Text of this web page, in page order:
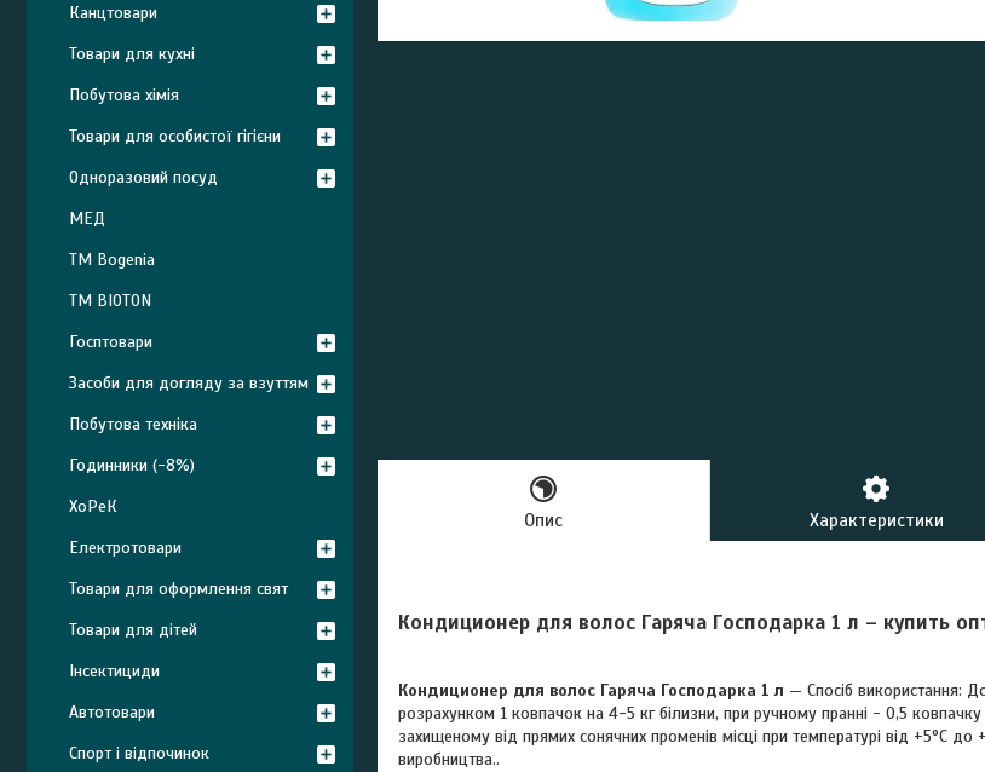
Опис Характеристики
Кондиционер для волос Гаряча Господарка 1 л – купить
Кондиционер для волос Гаряча Господарка 1 л — Спосіб використання:
розрахунком 1 ковпачок на 4-5 кг білизни, при ручному пранні - 0,5
захищеному від прямих сонячних променів місці при температурі від +5°C до
виробництва..
Канцтовари
Товари для кухні
Побутова хімія
Товари для особистої гігієни
Одноразовий посуд
МЕД
ТМ Bogenia
ТМ BIOTON
Госптовари
Засоби для догляду за взуттям
Побутова техніка
Годинники (-8%)
ХоРеК
Електротовари
Товари для оформлення свят
Товари для дітей
Інсектициди
Автотовари
Спорт і відпочинок